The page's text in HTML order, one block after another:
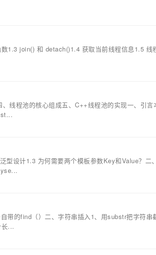
1.3 join() 和 detach()1.4 获取当前线程信息1.5 线
线程池的核心组成五、C++线程池的实现一、引
型设计1.3 为何需要两个模板参数Key和Value？二
带的find（）二、字符串插入1、用substr把字符串
...